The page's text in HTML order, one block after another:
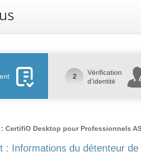
2
Vérification
d’identité
CertifiO Desktop pour Professionnels
: Informations du détenteur